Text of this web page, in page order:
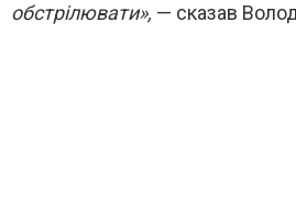
обстрілювати», — сказав